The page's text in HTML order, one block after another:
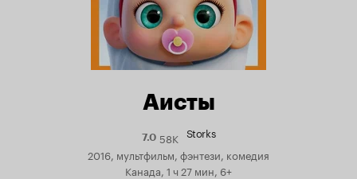
Аисты
7.0Рейтинг
Кинопоиска
58K Storks
2016, мультфильм, фэнтези, комедия
Канада, 1 ч 27 мин, 6+